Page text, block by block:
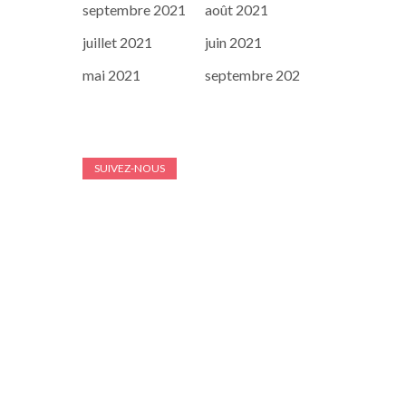
septembre 2021
août 2021
juillet 2021
juin 2021
mai 2021
septembre 202
SUIVEZ-NOUS